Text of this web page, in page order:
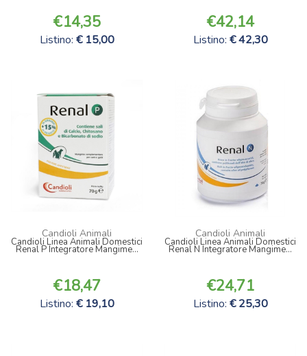
14,35
Listino: 15,00
42,14
Listino: 42,30
Candioli Animali
Candioli Linea Animali Domestici
Renal P Integratore Mangime...
18,47
Listino: 19,10
Candioli Animali
Candioli Linea Animali Domestici
Renal N Integratore Mangime...
24,71
Listino: 25,30